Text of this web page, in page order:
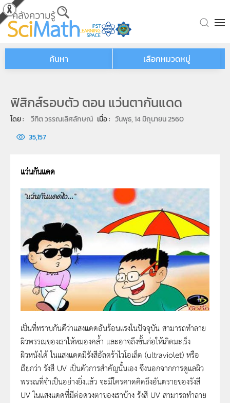
Skip to main content
ค้นหา เลือกหมวดหมู่
ฟิสิกส์รอบตัว ตอน แว่นตากันแดด
โดย : วีทิต วรรณเลิศลักษณ์ เมื่อ : วันพุธ, 14 มิถุนายน 2560
35,157
แว่นกันแดด
เป็นที่ทราบกันดีว่าแสงแดดอันร้อนแรงในปัจจุบัน สามารถทำลาย
ผิวพรรณของเราให้หมองคล้ำ และอาจถึงขั้นก่อให้เกิดมะเร็ง
ผิวหนังได้ ในแสงแดดมีรังสีอัลตร้าไวโอเล็ต (ultraviolet) หรือ
เรียกว่า รังสี UV เป็นตัวการสำคัญนั้นเอง ซึ่งนอกจากการดูแลผิว
พรรณที่จำเป็นอย่างยิ่งแล้ว จะมีใครคาดคิดถึงอันตรายของรังสี
UV ในแสงแดดที่มีต่อดวงตาของเราบ้าง รังสี UV สามารถทำลาย